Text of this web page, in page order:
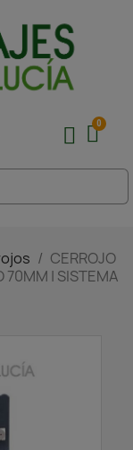
CERROJO
70MM | SISTEMA